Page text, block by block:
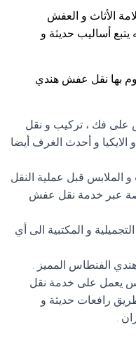
الأثاث و العفش
أساليب حديثة و
بها نقل عفش هندي
فك ، تركيب و نقل
الايكيا و أحدث الغرف أيضا
الملابس قبل عملية النقل
عبر خدمة نقل عفش
و المكتبية الى أي
الفنطاس المميز .
يعمل على خدمة نقل
رافعات حديثة و
.